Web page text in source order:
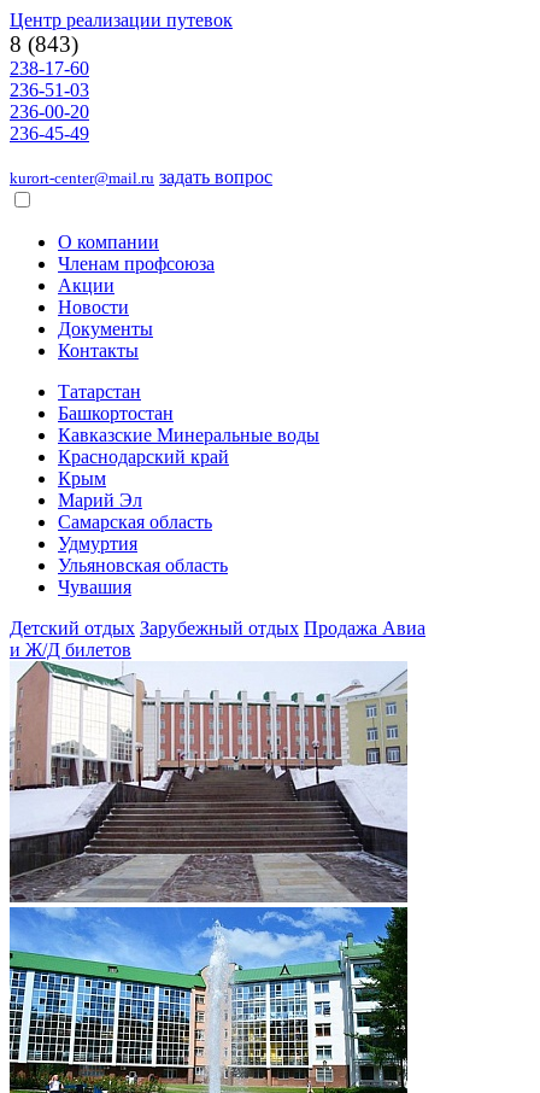
Центр реализации путевок
8 (843)
238-17-60
236-51-03
236-00-20
236-45-49
kurort-center@mail.ru задать вопрос
О компании
Членам профсоюза
Акции
Новости
Документы
Контакты
Татарстан
Башкортостан
Кавказские Минеральные воды
Краснодарский край
Крым
Марий Эл
Самарская область
Удмуртия
Ульяновская область
Чувашия
Детский отдых Зарубежный отдых Продажа Авиа
и Ж/Д билетов